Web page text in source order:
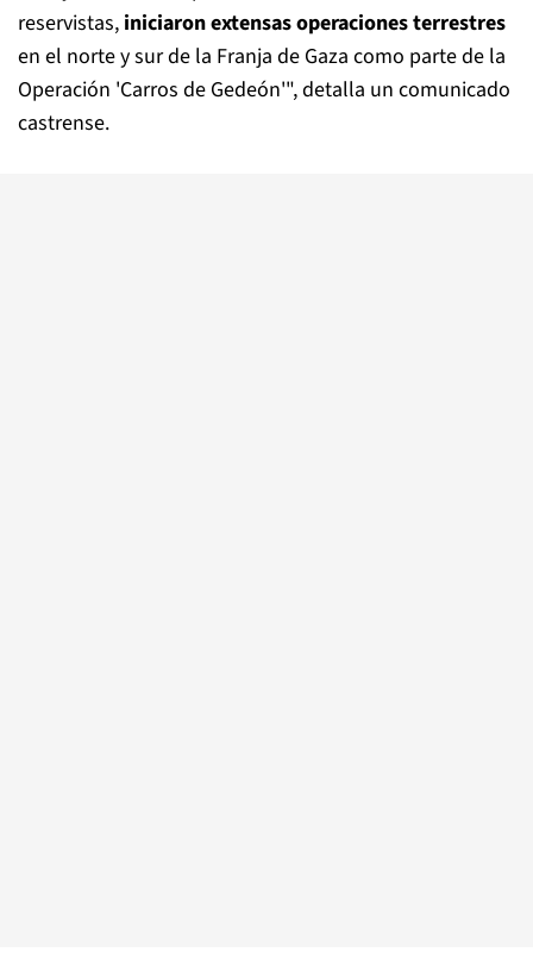
reservistas, iniciaron extensas operaciones terrestres
en el norte y sur de la Franja de Gaza como parte de la
Operación 'Carros de Gedeón'", detalla un comunicado
castrense.